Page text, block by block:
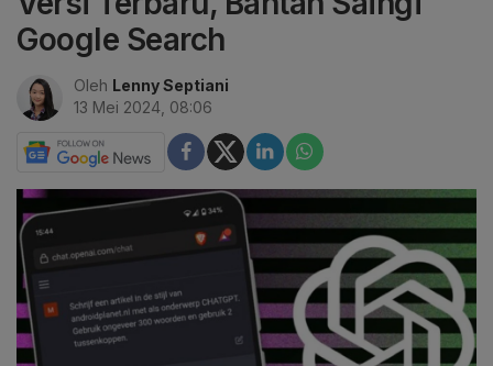
Google Search
Oleh Lenny Septiani
13 Mei 2024, 08:06